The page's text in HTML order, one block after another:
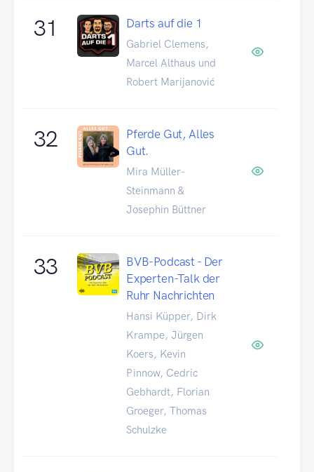
31 Darts auf die 1
Gabriel Clemens,
Marcel Althaus und
Robert Marijanović
32
Pferde Gut, Alles
Gut.
Mira Müller-
Steinmann &
Josephin Büttner
33
BVB-Podcast - Der
Experten-Talk der
Ruhr Nachrichten
Hansi Küpper, Dirk
Krampe, Jürgen
Koers, Kevin
Pinnow, Cedric
Gebhardt, Florian
Groeger, Thomas
Schulzke